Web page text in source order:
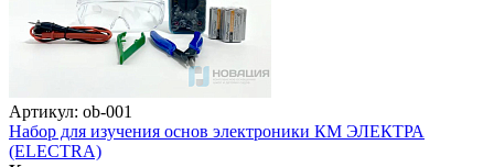
Артикул: ob-001
Набор для изучения основ электроники КМ ЭЛЕКТРА
(ELECTRA)